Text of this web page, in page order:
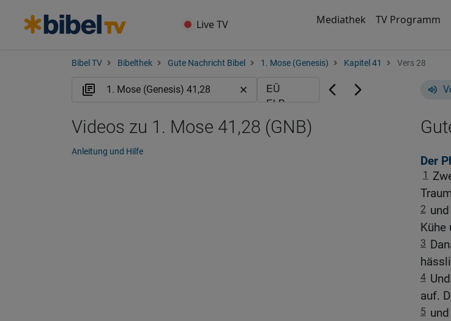
Live TV Mediathek TV Programm
Bibel TV Bibelthek Gute Nachricht Bibel 1. Mose (Genesis) Kapitel 41 Vers 28
Der
1
2
Kühe
3
4
auf.
5
Videos zu 1. Mose 41,28 (GNB)
Anleitung und Hilfe